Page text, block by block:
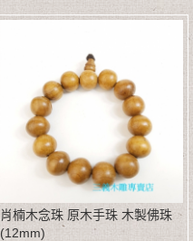
肖楠木念珠 原木手珠 木製佛珠
(12mm)